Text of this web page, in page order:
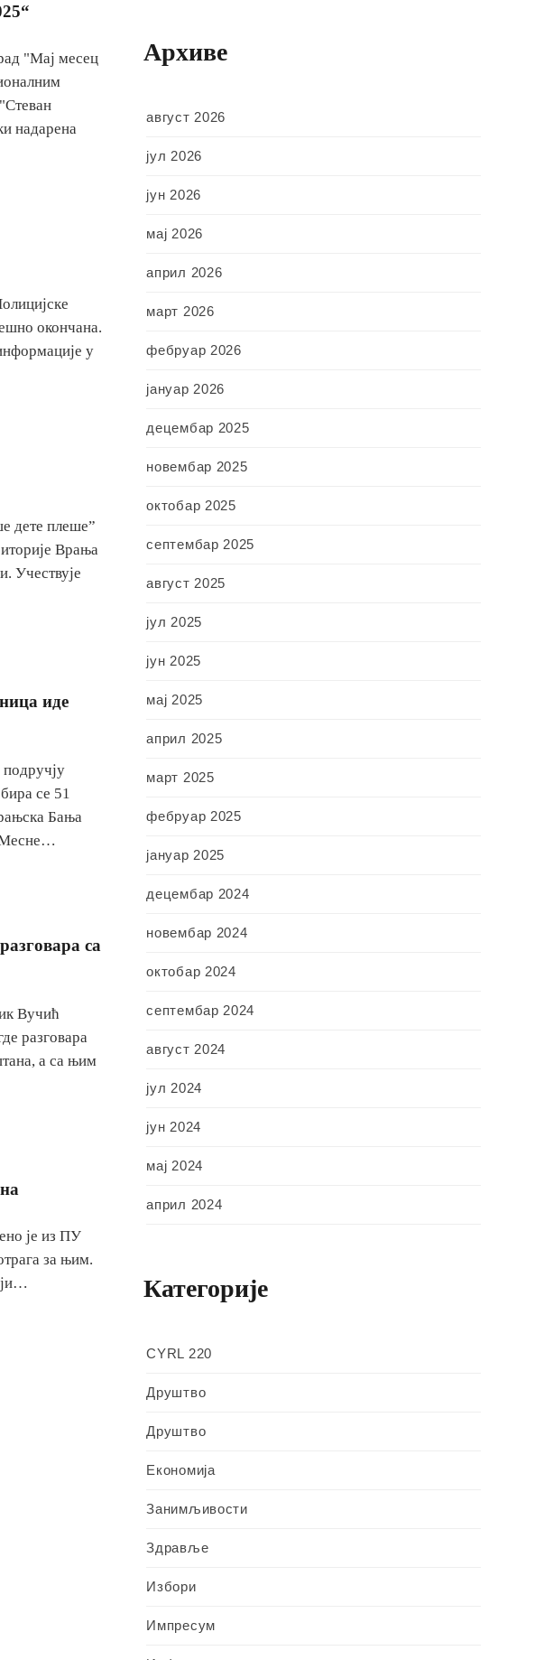
"Мај месец
надарена
окончана.
у
дете плеше”
Врања
Учествује
иде
се 51
Бања
Месне…
са
Вучић
разговара
а са њим
је из ПУ
за њим.
Архиве
август 2026
јул 2026
јун 2026
мај 2026
април 2026
март 2026
фебруар 2026
јануар 2026
децембар 2025
новембар 2025
октобар 2025
септембар 2025
август 2025
јул 2025
јун 2025
мај 2025
април 2025
март 2025
фебруар 2025
јануар 2025
децембар 2024
новембар 2024
октобар 2024
септембар 2024
август 2024
јул 2024
јун 2024
мај 2024
април 2024
Категорије
CYRL 220
Друштво
Друштво
Економија
Занимљивости
Здравље
Избори
Импресум